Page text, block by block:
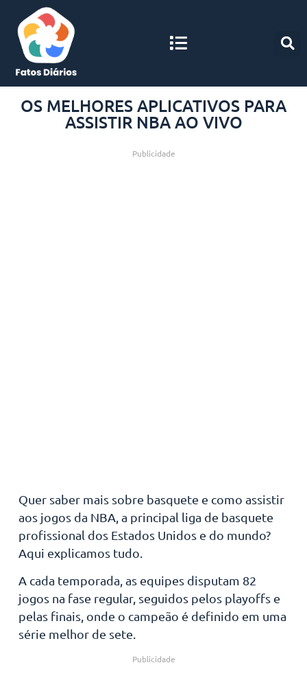
OS MELHORES APLICATIVOS PARA
ASSISTIR NBA AO VIVO
Publicidade
Quer saber mais sobre basquete e como assistir
aos jogos da NBA, a principal liga de basquete
profissional dos Estados Unidos e do mundo?
Aqui explicamos tudo.
A cada temporada, as equipes disputam 82
jogos na fase regular, seguidos pelos playoffs e
pelas finais, onde o campeão é definido em uma
série melhor de sete.
Publicidade